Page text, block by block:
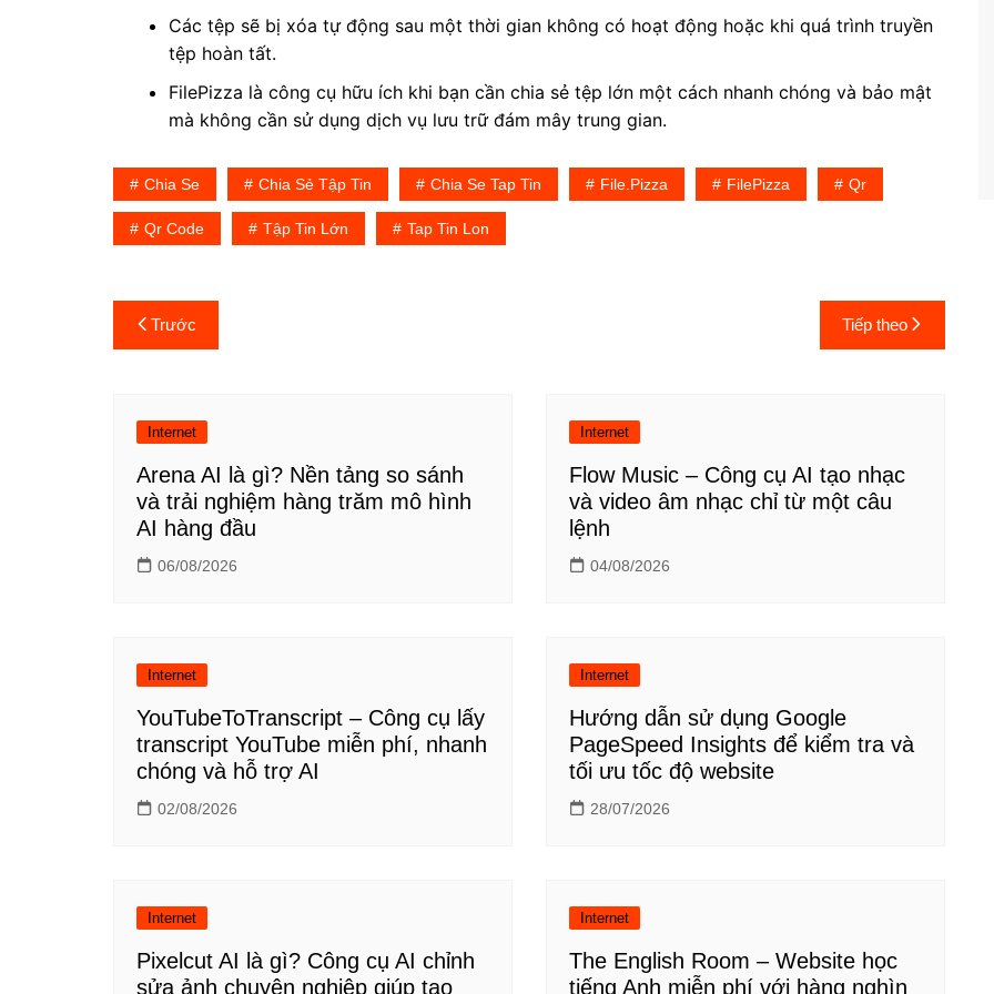
Các tệp sẽ bị xóa tự động sau một thời gian không có hoạt động hoặc khi quá trình truyền
tệp hoàn tất.
FilePizza là công cụ hữu ích khi bạn cần chia sẻ tệp lớn một cách nhanh chóng và bảo mật
mà không cần sử dụng dịch vụ lưu trữ đám mây trung gian.
Chia Se Chia Sẻ Tập Tin Chia Se Tap Tin File.Pizza FilePizza Qr
Qr Code Tập Tin Lớn Tap Tin Lon
Điều
hướng
viết
Trước Tiếp theo
Internet
Arena AI là gì? Nền tảng so sánh
và trải nghiệm hàng trăm mô hình
AI hàng đầu
06/08/2026
Internet
Flow Music – Công cụ AI tạo nhạc
và video âm nhạc chỉ từ một câu
lệnh
04/08/2026
Internet
YouTubeToTranscript – Công cụ lấy
transcript YouTube miễn phí, nhanh
chóng và hỗ trợ AI
02/08/2026
Internet
Hướng dẫn sử dụng Google
PageSpeed Insights để kiểm tra và
tối ưu tốc độ website
28/07/2026
Internet
Pixelcut AI là gì? Công cụ AI chỉnh
sửa ảnh chuyên nghiệp giúp tạo
Internet
The English Room – Website học
tiếng Anh miễn phí với hàng nghìn